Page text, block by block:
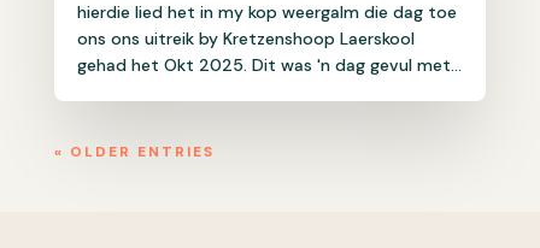
hierdie lied het in my kop weergalm die dag toe
ons ons uitreik by Kretzenshoop Laerskool
gehad het Okt 2025. Dit was 'n dag gevul met...
« OLDER ENTRIES